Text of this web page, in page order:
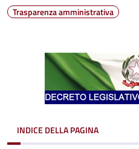
Trasparenza amministrativa
INDICE DELLA PAGINA